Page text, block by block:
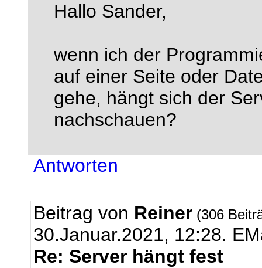
Hallo Sander,
wenn ich der
auf einer Seite oder
gehe, hängt sich der
nachschauen?
Antworten
Beitrag von Reiner (306
30.Januar.2021, 12:28.
Re: Server hängt fest